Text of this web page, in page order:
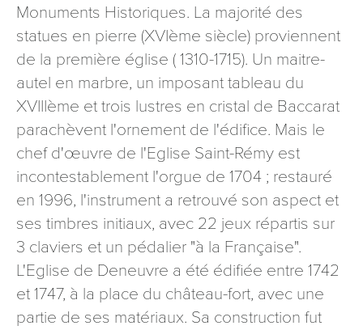
Monuments Historiques. La majorité des
statues en pierre (XVIème siècle) proviennent
de la première église ( 1310-1715). Un maitre-
autel en marbre, un imposant tableau du
XVIIIème et trois lustres en cristal de Baccarat
parachèvent l'ornement de l'édifice. Mais le
chef d'œuvre de l'Eglise Saint-Rémy est
incontestablement l'orgue de 1704 ; restauré
en 1996, l'instrument a retrouvé son aspect et
ses timbres initiaux, avec 22 jeux répartis sur
3 claviers et un pédalier "à la Française".
L'Eglise de Deneuvre a été édifiée entre 1742
et 1747, à la place du château-fort, avec une
partie de ses matériaux. Sa construction fut